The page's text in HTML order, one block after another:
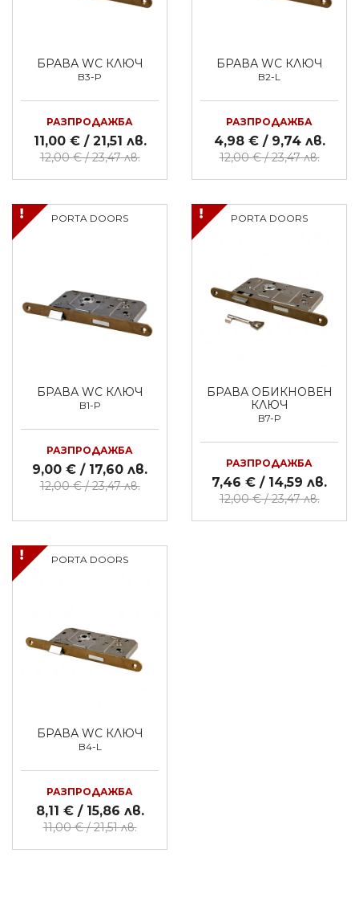
БРАВА WC КЛЮЧ
B3-P
РАЗПРОДАЖБА
11,00 € / 21,51 лв.
12,00 € / 23,47 лв.
БРАВА WC КЛЮЧ
B2-L
РАЗПРОДАЖБА
4,98 € / 9,74 лв.
12,00 € / 23,47 лв.
PORTA DOORS
БРАВА WC КЛЮЧ
B1-P
РАЗПРОДАЖБА
9,00 € / 17,60 лв.
12,00 € / 23,47 лв.
PORTA DOORS
БРАВА ОБИКНОВЕН
КЛЮЧ
B7-P
РАЗПРОДАЖБА
7,46 € / 14,59 лв.
12,00 € / 23,47 лв.
PORTA DOORS
БРАВА WC КЛЮЧ
B4-L
РАЗПРОДАЖБА
8,11 € / 15,86 лв.
11,00 € / 21,51 лв.